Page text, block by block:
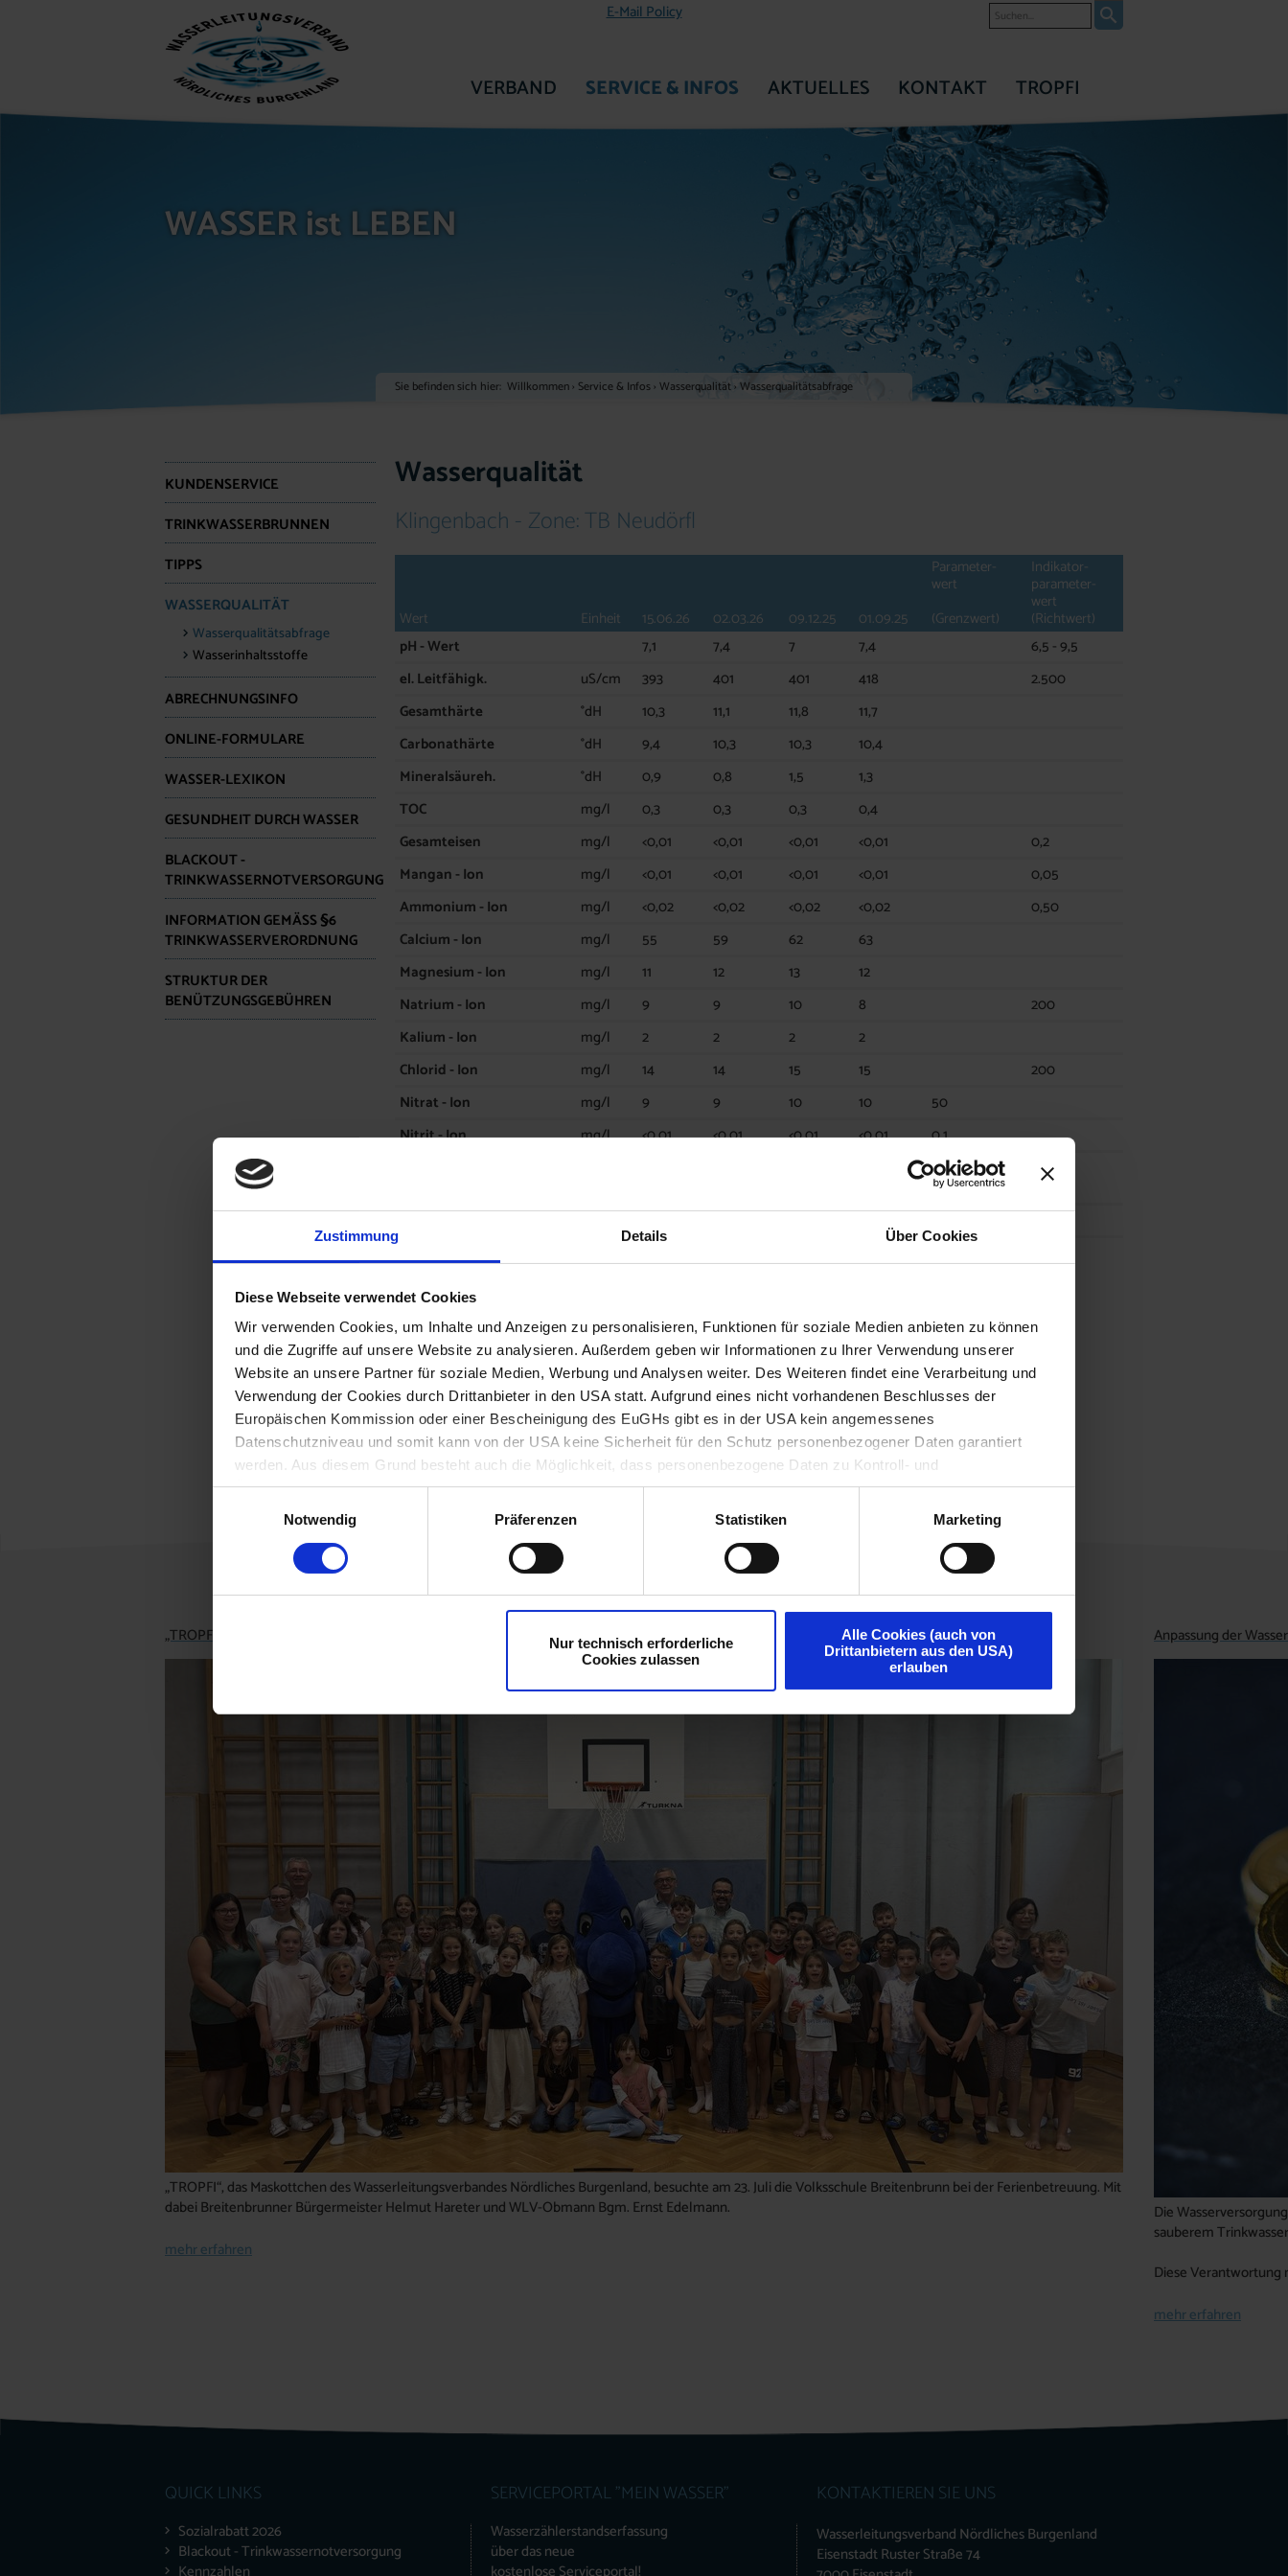
Zustimmung Details Über Cookies
Diese Webseite verwendet Cookies
Wir verwenden Cookies, um Inhalte und Anzeigen zu personalisieren, Funktionen für soziale Medien anbieten zu können
und die Zugriffe auf unsere Website zu analysieren. Außerdem geben wir Informationen zu Ihrer Verwendung unserer
Website an unsere Partner für soziale Medien, Werbung und Analysen weiter. Des Weiteren findet eine Verarbeitung und
Verwendung der Cookies durch Drittanbieter in den USA statt. Aufgrund eines nicht vorhandenen Beschlusses der
Europäischen Kommission oder einer Bescheinigung des EuGHs gibt es in der USA kein angemessenes
Datenschutzniveau und somit kann von der USA keine Sicherheit für den Schutz personenbezogener Daten garantiert
werden. Aus diesem Grund besteht auch die Möglichkeit, dass personenbezogene Daten zu Kontroll- und
Überwachungszwecken durch Behörden herangezogen werden.
Notwendig
Präferenzen Statistiken Marketing
Nur technisch erforderliche
Cookies zulassen
Alle Cookies (auch von
Drittanbietern aus den USA)
erlauben
E-Mail Policy Suche
ZUR STARTSEITE
VERBAND SERVICE & INFOS AKTUELLES KONTAKT TROPFI
WASSER ist LEBEN
Sie befinden sich hier: Willkommen› Service & Infos› Wasserqualität› Wasserqualitätsabfrage
Wasserqualität
Klingenbach - Zone: TB Neudörfl
Wert Einheit 15.06.26 02.03.26 09.12.25 01.09.25
Parameter-
wert
(Grenzwert)
Indikator-
parameter-
wert
(Richtwert)
pH - Wert
7,1 7,4 7 7,4
6,5 - 9,5
el. Leitfähigk.
uS/cm 393 401 401 418
2.500
Gesamthärte
°dH 10,3 11,1 11,8
11,7
Carbonathärte
°dH 9,4 10,3 10,3
10,4
Mineralsäureh.
°dH 0,9 0,8 1,5
1,3
TOC
mg/l 0,3 0,3 0,3
0,4
Gesamteisen
mg/l <0,01 <0,01 <0,01 <0,01
0,2
Mangan - Ion
mg/l <0,01 <0,01 <0,01 <0,01
0,05
Ammonium - Ion
mg/l <0,02 <0,02 <0,02 <0,02
0,50
Calcium - Ion
mg/l 55 59 62
63
Magnesium - Ion
mg/l 11 12 13
12
Natrium - Ion
mg/l 9 9 10 8
200
Kalium - Ion
mg/l 2 2 2
2
Chlorid - Ion
mg/l 14 14 15 15
200
Nitrat - Ion
mg/l 9 9 10 10
50
Nitrit - Ion
mg/l <0,01 <0,01 <0,01 <0,01
0,1
Jahresprüfbericht
AlsPDFdownloaden
Pestizide:
Alle vom WLV beauftragten Pestizidmessungen liegen unter dem Grenzwert von 0,1 µg/l.
Zurück
Erklärung der Wasserinhaltsstoffe »
KUNDENSERVICE
TRINKWASSERBRUNNEN
TIPPS
WASSERQUALITÄT
Wasserqualitätsabfrage
Wasserinhaltsstoffe
ABRECHNUNGSINFO
ONLINE-FORMULARE
WASSER-LEXIKON
GESUNDHEIT DURCH WASSER
BLACKOUT -
TRINKWASSERNOTVERSORGUNG
INFORMATION GEMÄSS §6 T
RINKWASSERVERORDNUNG
STRUKTUR DER
BENÜTZUNGSGEBÜHREN
AKTUELLES & PRESSEMELDUNGEN
„TROPFI“ zu Besuch in der Volksschule Breitenbrunn
„TROPFI“, das Maskottchen des Wasserleitungsverbandes Nördliches Burgenland, besuchte am 23. Juli die Volksschule Breitenbrunn bei der Ferienbetreuung. Mit
dabei Breitenbrunner Bürgermeister Helmut Hareter und WLV-Obmann Bgm. Ernst Edelmann.
mehr erfahren
Anpassung der
Die
sauberem
Diese Verantwortung
mehr erfahren
QUICK LINKS
Sozialrabatt 2026
Blackout - Trinkwassernotversorgung
SERVICEPORTAL "MEIN WASSER"
Wasserzählerstandserfassung
über das neue
KONTAKTIEREN SIE UNS
Wasserleitungsverband Nördliches Burgenland
Eisenstadt Ruster Straße 74